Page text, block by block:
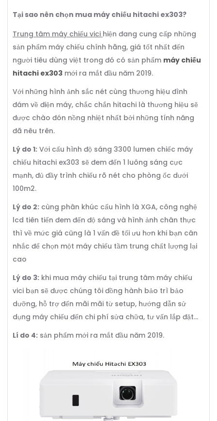
Tại sao nên chọn mua máy chiếu hitachi ex303?
Trung tâm máy chiếu vici hiện đang cung cấp những
sản phẩm máy chiếu chính hãng, giá tốt nhất đến
người tiêu dùng việt trong đó có sản phẩm máy chiếu
hitachi ex303 mới ra mắt đầu năm 2019.
Với những hình ảnh sắc nét cùng thương hiệu đình
đám về điện máy, chắc chắn hitachi là thương hiệu sẽ
được chào đón nồng nhiệt nhất bởi những tính năng
đã nêu trên.
Lý do 1: Với cấu hình độ sáng 3300 lumen chiếc máy
chiếu hitachi ex303 sẽ đem đến 1 luông sáng cực
mạnh, đủ đầy trình chiếu rõ nét cho phòng ốc dưới
100m2.
Lý do 2: cùng phân khúc cấu hình là XGA, công nghệ
lcd tiên tiến đem đến độ sáng và hình ảnh chân thực
thì về mức giá cũng là 1 vấn đề tối ưu hơn khi bạn cân
nhắc để chọn một máy chiếu tầm trung chất lượng lại
cao
Lý do 3: khi mua máy chiếu tại trung tâm máy chiếu
vici bạn sẽ được chúng tôi đồng hành bảo trì bảo
dưỡng, hỗ trợ đến mãi mãi từ setup, hướng dẫn sử
dụng máy chiếu đến chi phí sửa chữa, tư vấn lắp đặt…
Lí do 4: sản phẩm mới ra mắt đầu năm 2019.